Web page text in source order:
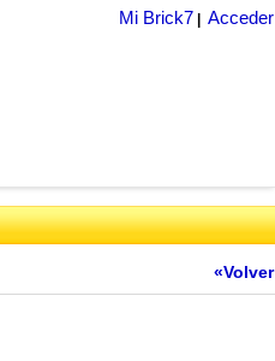
Mi Brick7 Acceder
«Volver